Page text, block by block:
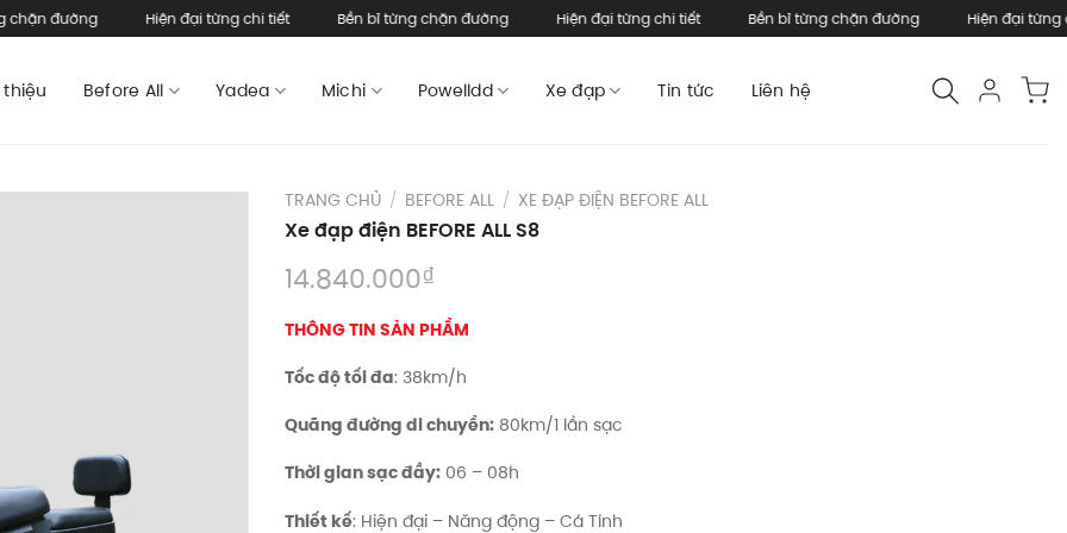
Hiện đại từng chi tiết Bền bỉ từng chặn đường Hiện đại từng chi tiết Bền bỉ từng chặn đường Hiện đại từng chi tiết
thiệu Before All Yadea Michi Powelldd Xe đạp Tin tức Liên hệ
TRANG CHỦ / BEFORE ALL / XE ĐẠP ĐIỆN BEFORE ALL
Xe đạp điện BEFORE ALL S8
14.840.000₫
THÔNG TIN SẢN PHẨM
Tốc độ tối đa: 38km/h
Quãng đường di chuyển: 80km/1 lần sạc
Thời gian sạc đầy: 06 – 08h
Thiết kế: Hiện đại – Năng động – Cá Tính